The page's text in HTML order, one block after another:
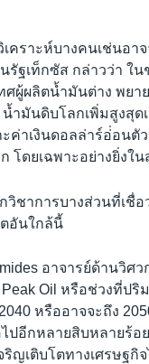
คราะห์บางคนเช่นอา
รัฐเท็กซัส กล่าวว่า
ศผู้ผลิตน้ำมันต่าง พย
ำมันดิบโลกเพิ่มสูงสุ
ค่าเงินดอลล่าร์อ่่อน
โดยเฉพาะอย่างยิ่งใน
วิชาการบางส่วนที่เชื่
อันใกล้นี้
อาจารย์ด้านวิศ
Oil หรือช่วงที่ป
หรืออาจจะถึง
ปอีกหลายสิบหลายร้
ริญเติบโตทางเศรษฐ